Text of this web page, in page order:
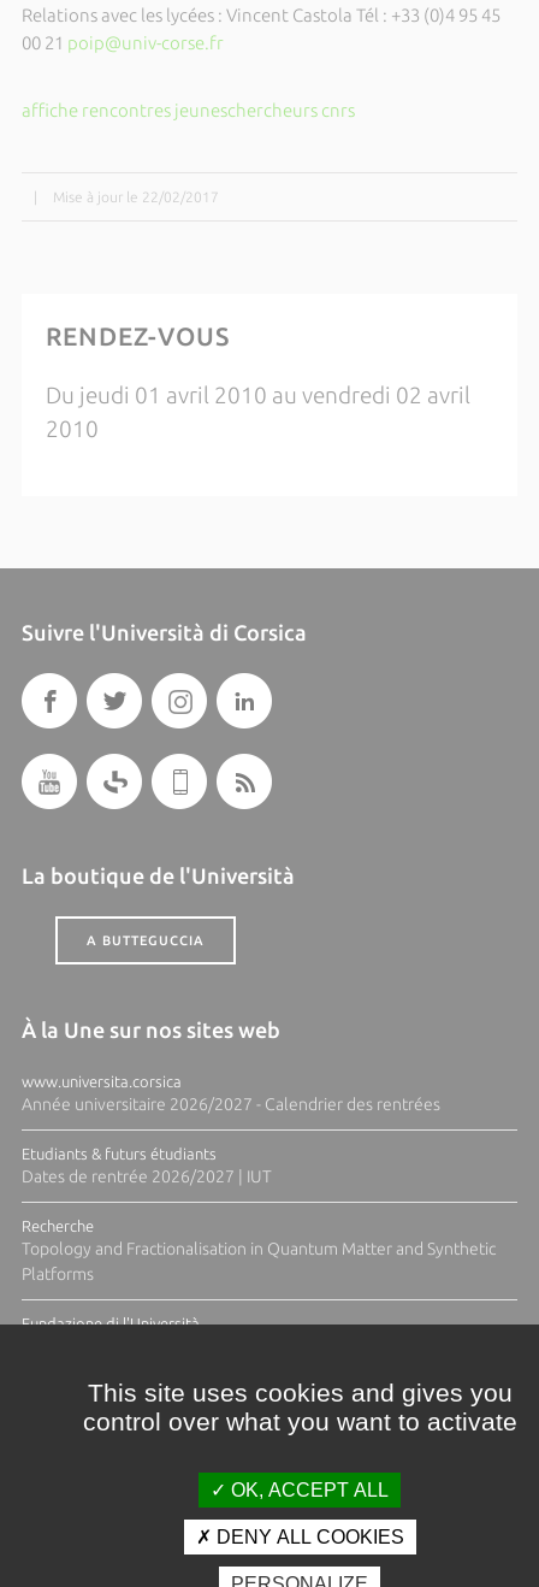
Relations avec les lycées : Vincent Castola Tél : +33 (0)4 95 45
00 21 poip@univ-corse.fr
affiche rencontres jeuneschercheurs cnrs
Mise à jour le 22/02/2017
RENDEZ-VOUS
Du jeudi 01 avril 2010 au vendredi 02 avril
2010
Suivre l'Università di Corsica
La boutique de l'Università
A BUTTEGUCCIA
À la Une sur nos sites web
www.universita.corsica
Année universitaire 2026/2027 - Calendrier des rentrées
Etudiants & futurs étudiants
Dates de rentrée 2026/2027 | IUT
Recherche
Topology and Fractionalisation in Quantum Matter and Synthetic
Platforms
Fundazione di l'Università
Crédits et mentions légales
This site uses cookies and gives you
control over what you want to activate
OK, ACCEPT ALL
DENY ALL COOKIES